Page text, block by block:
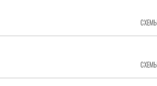
СХЕМЫ
СХЕМЫ